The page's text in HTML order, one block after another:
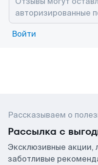
Войти
Рассказываем о
Рассылка с
Эксклюзивные акции,
заботливые